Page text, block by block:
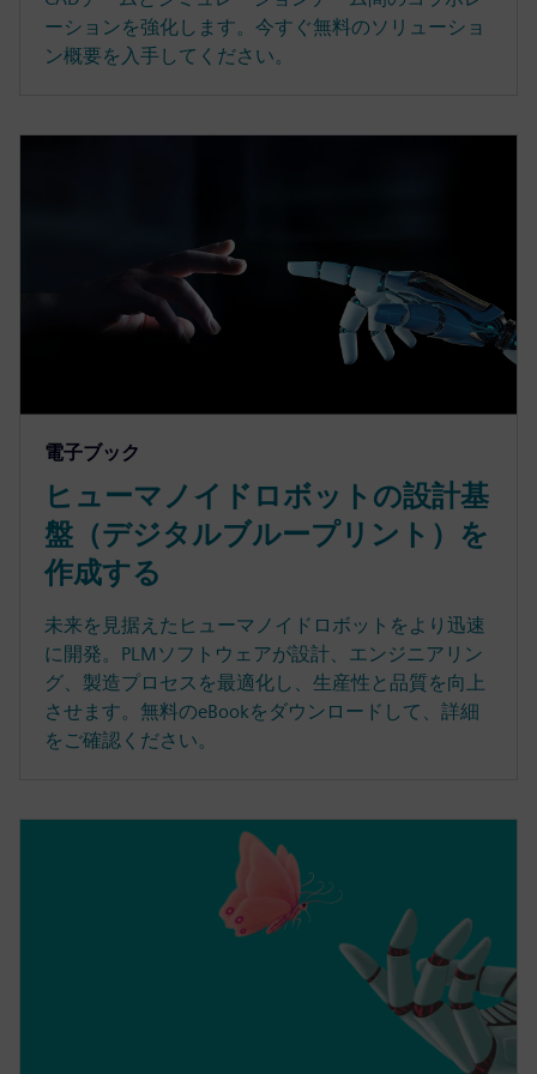
ーションを強化します。今すぐ無料のソリューショ
ン概要を入手してください。
電子ブック
ヒューマノイドロボットの設計基
盤（デジタルブループリント）を
作成する
未来を見据えたヒューマノイドロボットをより迅速
に開発。PLMソフトウェアが設計、エンジニアリン
グ、製造プロセスを最適化し、生産性と品質を向上
させます。無料のeBookをダウンロードして、詳細
をご確認ください。